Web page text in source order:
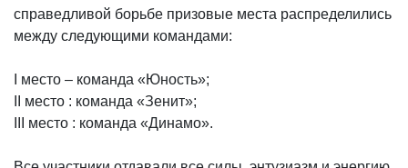
справедливой борьбе призовые места распределились
между следующими командами:
I место – команда «Юность»;
II место : команда «Зенит»;
III место : команда «Динамо».